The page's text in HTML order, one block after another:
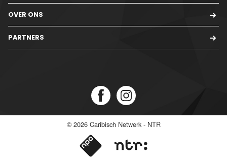
OVER ONS
PARTNERS
© 2026 Caribisch Netwerk - NTR